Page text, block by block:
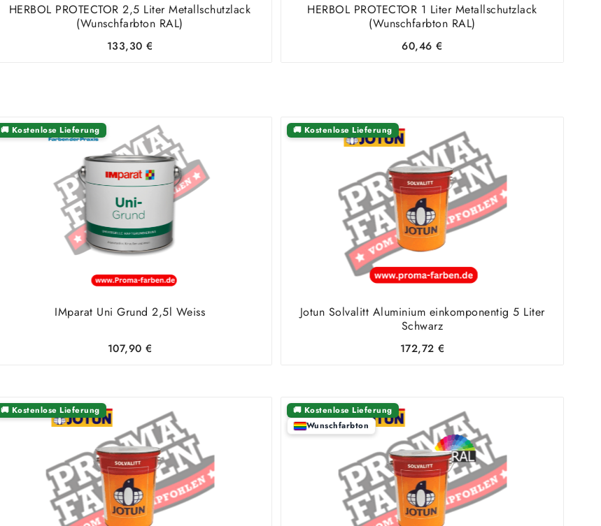
HERBOL PROTECTOR 2,5 Liter Metallschutzlack
(Wunschfarbton RAL)
133,30€
HERBOL PROTECTOR 1 Liter Metallschutzlack
(Wunschfarbton RAL)
60,46€
🚚 Kostenlose Lieferung
IMparat Uni Grund 2,5l Weiss
107,90€
🚚 Kostenlose Lieferung
Jotun Solvalitt Aluminium einkomponentig 5 Liter
Schwarz
172,72€
🚚 Kostenlose Lieferung
🚚 Kostenlose Lieferung
Wunschfarbton